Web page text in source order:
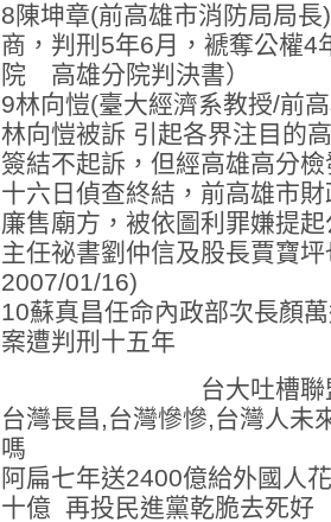
8陳坤章(前高雄市消防局局
商，判刑5年6月，褫奪公權
院 高雄分院判決書）
9林向愷(臺大經濟系教授/前
林向愷被訴 引起各界注目的
簽結不起訴，但經高雄高分
十六日偵查終結，前高雄市
廉售廟方，被依圖利罪嫌提
主任祕書劉仲信及股長賈寶
2007/01/16)
10蘇真昌任命內政部次長顏
案遭判刑十五年
台大吐槽聯盟主
台灣長昌,台灣慘慘,台灣人未
嗎
阿扁七年送2400億給外國人
十億 再投民進黨乾脆去死好